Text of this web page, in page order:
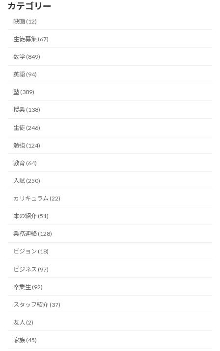
カテゴリー
映画 (12)
生徒募集 (67)
数学 (849)
英語 (94)
塾 (389)
授業 (138)
生徒 (246)
勉強 (124)
教育 (64)
入試 (250)
カリキュラム (22)
本の紹介 (51)
業務連絡 (128)
ビジョン (18)
ビジネス (97)
卒業生 (92)
スタッフ紹介 (37)
友人 (2)
家族 (45)